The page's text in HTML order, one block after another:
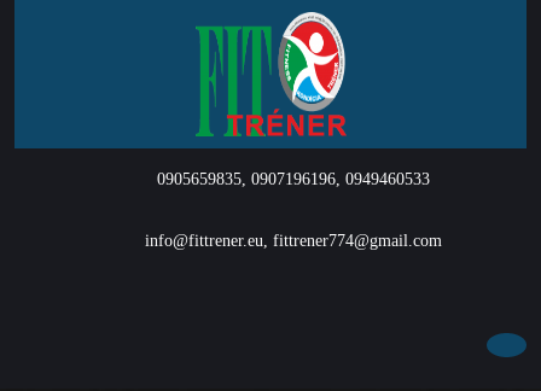
0905659835, 0907196196, 0949460533
info@fittrener.eu, fittrener774@gmail.com